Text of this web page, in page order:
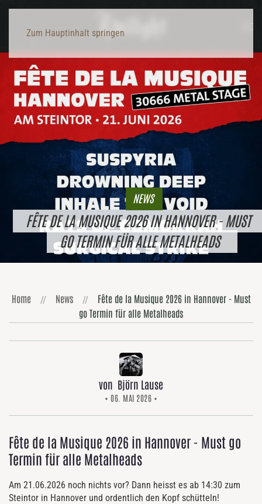
Zum Hauptinhalt springen
NEWS
FÊTE DE LA MUSIQUE 2026 IN HANNOVER - MUST
GO TERMIN FÜR ALLE METALHEADS
Home News
Fête de la Musique 2026 in Hannover - Must
go Termin für alle Metalheads
von Björn Lause
• 06. MAI 2026 •
Fête de la Musique 2026 in Hannover - Must go
Termin für alle Metalheads
Am 21.06.2026 noch nichts vor? Dann heisst es ab 14:30 zum
Steintor in Hannover und ordentlich den Kopf schütteln!